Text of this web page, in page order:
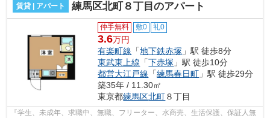
賃貸 | アパート 練馬区北町８丁目のアパート
仲手無料 敷0 礼0
3.6万円
有楽町線 「地下鉄赤塚 」駅 徒歩8分
東武東上線 「下赤塚 」駅 徒歩10分
都営大江戸線 「練馬春日町 」駅 徒歩29分
築35年 / 11.30㎡
東京都練馬区北町８丁目
『学生、未成年、求職中、無職、フリーター、水商売、生活保護、保証人無